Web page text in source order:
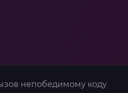
непобедимому коду